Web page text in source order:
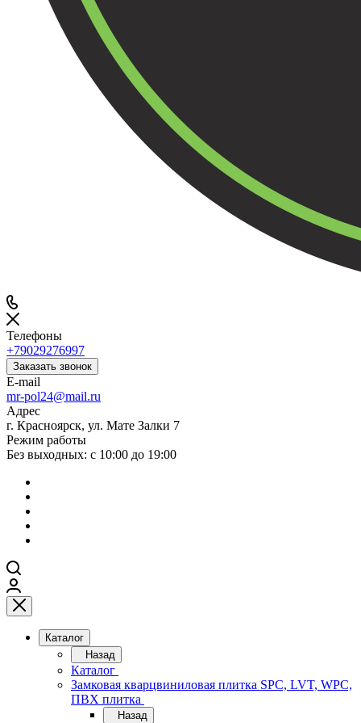
Телефоны
+79029276997
Заказать звонок
E-mail
mr-pol24@mail.ru
Адрес
г. Красноярск, ул. Мате Залки 7
Режим работы
Без выходных: с 10:00 до 19:00
Каталог
Назад
Каталог
Замковая кварцвиниловая плитка SPC, LVT, WPC,
ПВХ плитка
Назад